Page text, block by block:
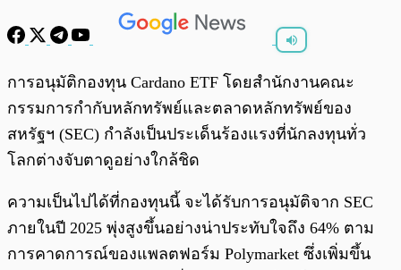
พร้อมเล่น
การอนุมัติกองทุน Cardano ETF โดยสำนักงานคณะ
กรรมการกำกับหลักทรัพย์และตลาดหลักทรัพย์ของ
สหรัฐฯ (SEC) กำลังเป็นประเด็นร้องแรงที่นักลงทุนทั่ว
โลกต่างจับตาดูอย่างใกล้ชิด
ความเป็นไปได้ที่กองทุนนี้ จะได้รับการอนุมัติจาก SEC
ภายในปี 2025 พุ่งสูงขึ้นอย่างน่าประทับใจถึง 64% ตาม
การคาดการณ์ของแพลตฟอร์ม Polymarket ซึ่งเพิ่มขึ้น